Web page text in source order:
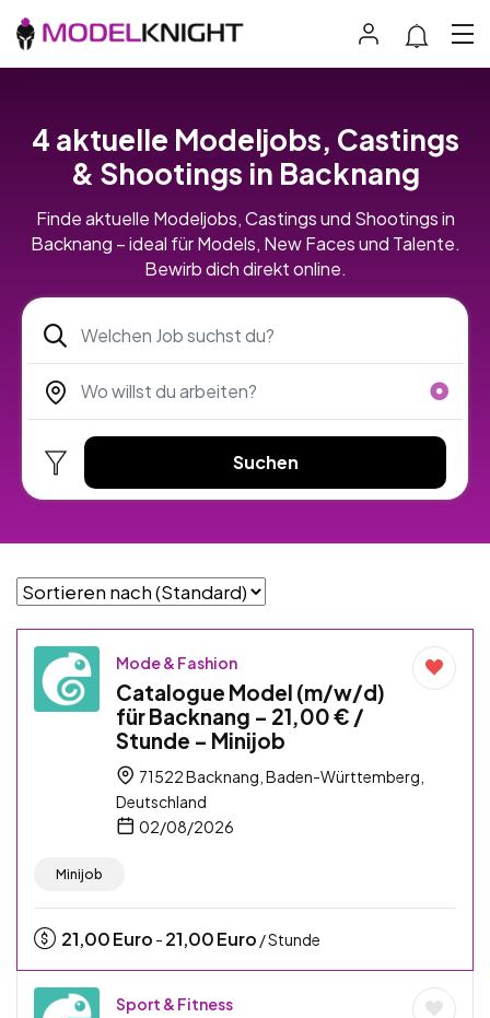
4 aktuelle Modeljobs, Castings
& Shootings in Backnang
Finde aktuelle Modeljobs, Castings und Shootings in
Backnang – ideal für Models, New Faces und Talente.
Bewirb dich direkt online.
Suchen
Mode & Fashion
Catalogue Model (m/w/d)
für Backnang – 21,00 € /
Stunde – Minijob
71522 Backnang, Baden-Württemberg,
Deutschland
02/08/2026
Minijob
21,00Euro - 21,00Euro / Stunde
Sport & Fitness